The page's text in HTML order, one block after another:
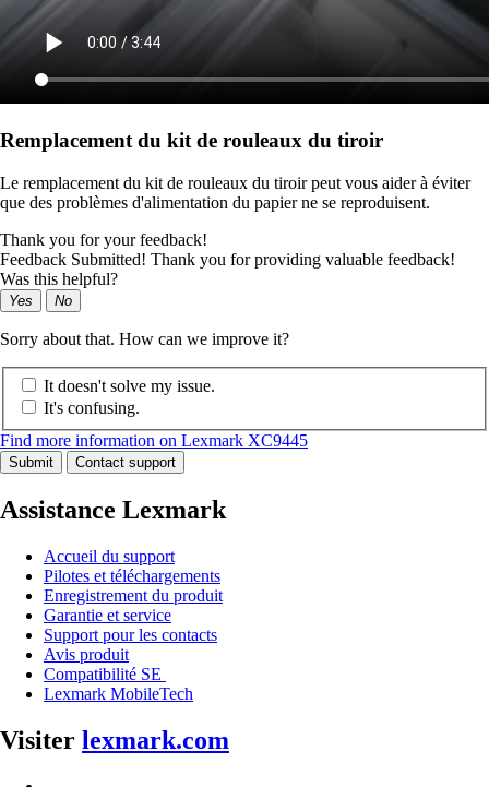
Remplacement du kit de rouleaux du tiroir
Le remplacement du kit de rouleaux du tiroir peut vous aider à éviter
que des problèmes d'alimentation du papier ne se reproduisent.
Thank you for your feedback!
Feedback Submitted! Thank you for providing valuable feedback!
Was this helpful?
Yes No
Sorry about that. How can we improve it?
It doesn't solve my issue.
It's confusing.
Find more information on Lexmark XC9445
Submit Contact support
Assistance Lexmark
Accueil du support
Pilotes et téléchargements
Enregistrement du produit
Garantie et service
Support pour les contacts
Avis produit
Compatibilité SE
Lexmark MobileTech
Visiter lexmark.com